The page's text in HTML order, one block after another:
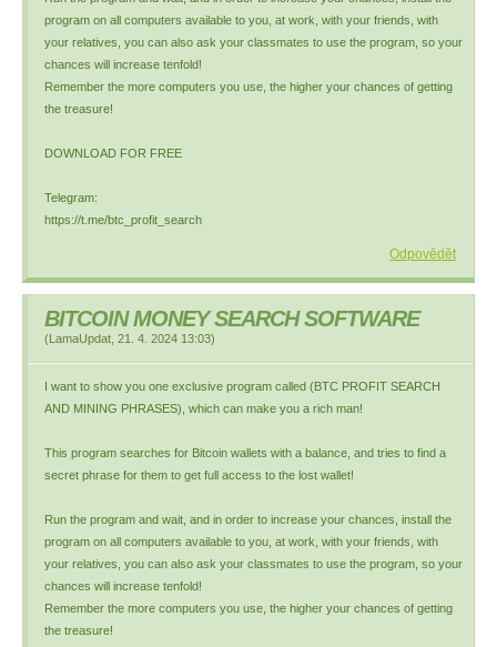
program on all computers available to you, at work, with your friends, with
your relatives, you can also ask your classmates to use the program, so your
chances will increase tenfold!
Remember the more computers you use, the higher your chances of getting
the treasure!
DOWNLOAD FOR FREE
Telegram:
https://t.me/btc_profit_search
Odpovědět
BITCOIN MONEY SEARCH SOFTWARE
(LamaUpdat 21. 4. 2024 13:03)
I want to show you one exclusive program called (BTC PROFIT SEARCH
AND MINING PHRASES), which can make you a rich man!
This program searches for Bitcoin wallets with a balance, and tries to find a
secret phrase for them to get full access to the lost wallet!
Run the program and wait, and in order to increase your chances, install the
program on all computers available to you, at work, with your friends, with
your relatives, you can also ask your classmates to use the program, so your
chances will increase tenfold!
Remember the more computers you use, the higher your chances of getting
the treasure!